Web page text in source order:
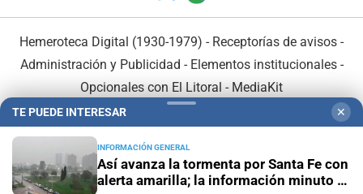
Hemeroteca Digital (1930-1979) - Receptorías de avisos -
Administración y Publicidad - Elementos institucionales-
Opcionales con El Litoral - MediaKit
TE PUEDE INTERESAR ✕
INFORMACIÓN GENERAL
Así avanza la tormenta por Santa Fe con
alerta amarilla; la información minuto a